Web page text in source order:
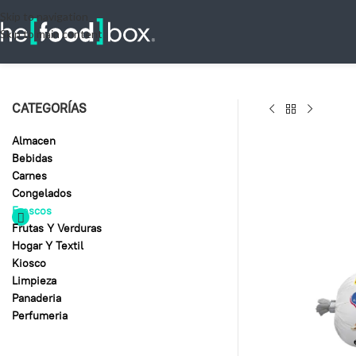
Skip to navigation
Skip to main content
CATEGORÍAS
Almacen
Bebidas
Carnes
Congelados
Frescos
Frutas Y Verduras
Hogar Y Textil
Kiosco
Limpieza
Panaderia
Perfumeria